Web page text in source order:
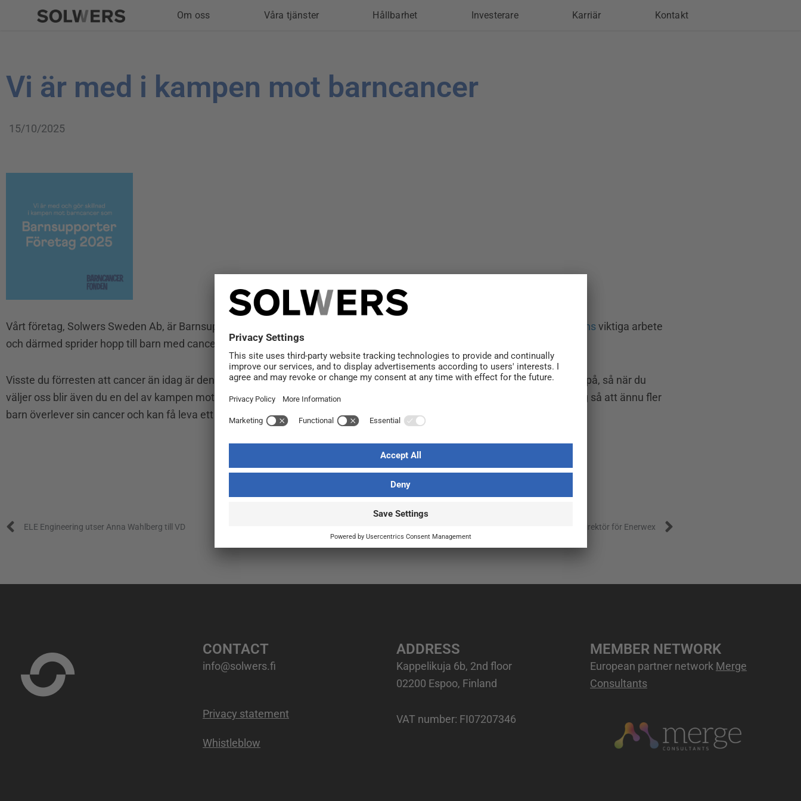
Om oss Våra tjänster Hållbarhet Investerare Karriär Kontakt
Vi är med i kampen mot barncancer
15/10/2025
Vårt företag, Solwers Sweden Ab, är Barnsupporter 2025 – redan för fjärde året. Det betyder att vi stödjer Barncancerfondensviktiga arbete
och därmed sprider hopp till barn med cancer och deras familjer. Det är vi stolta över.
Visste du förresten att cancer än idag är den vanligaste dödsorsaken för barn i Sverige till följd av sjukdom? Det vill vi ändra på, så när du
väljer oss blir även du en del av kampen mot barncancer. Tillsammans kan vi stödja forskningen till nya avgörande framsteg så att ännu fler
barn överlever sin cancer och kan få leva ett gott och långt liv. För barn och cancer hör inte ihop.
ELE Engineering utser Anna Wahlberg till VD Ales Psajd har utsetts till verkställande direktör för Enerwex
CONTACT
info@solwers.fi
Privacy statement
Whistleblow
ADDRESS
Kappelikuja 6b, 2nd floor
02200 Espoo, Finland
VAT number: FI07207346
MEMBER NETWORK
European partner network Merge
Consultants